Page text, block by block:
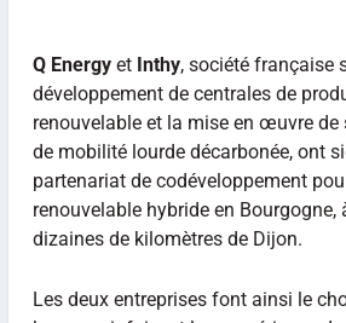
Q Energyet Inthy, société française
développement de centrales de
renouvelable et la mise en œuvre
de mobilité lourde décarbonée, ont
partenariat de codéveloppement
renouvelable hybride en Bourgogne,
dizaines de kilomètres de Dijon.
Les deux entreprises font ainsi le